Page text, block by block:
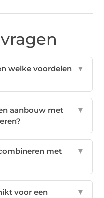
welke voordelen
▼
aanbouw met
▼
met
▼
voor een
▼